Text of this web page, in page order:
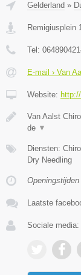
Gelderland »
Remigiusplein
Tel:
E-mail › Van
Website:
Van Aalst
de ▼
Diensten:
Dry Needling
Laatste
Sociale media: